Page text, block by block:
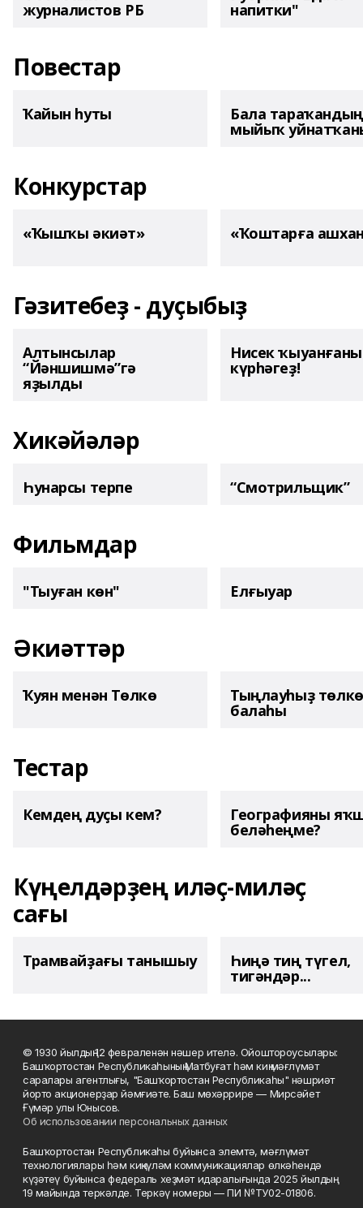
журналистов РБ напитки"
Повестар
Ҡайын һуты Бала тараҡандың
мыйыҡ
Конкурстар
«Ҡышҡы әкиәт» «Ҡоштарға
Гәзитебеҙ - дуҫыбыҙ
Алтынсылар
“Йәншишмә”гә
яҙылды
Нисек
күрһәгеҙ!
Хикәйәләр
Һунарсы терпе “Смотрильщик”
Фильмдар
"Тыуған көн" Елғыуар
Әкиәттәр
Ҡуян менән Төлкө Тыңлауһыҙ төлкө
балаһы
Тестар
Кемдең дуҫы кем? Географияны
беләһеңме?
Күңелдәрҙең иләҫ-миләҫ
сағы
Трамвайҙағы танышыу Һиңә тиң түгел,
тигәндәр...
© 1930 йылдың 12 февраленән нәшер ителә. Ойоштороусылары:
Башҡортостан Республикаһының Матбуғат һәм киң мәғлүмәт
саралары агентлығы, "Башҡортостан Республикаһы" нәшриәт
йорто акционерҙар йәмғиәте. Баш мөхәррире — Мирсәйет
Ғүмәр улы Юнысов.
Об использовании персональных данных
Башҡортостан Республикаһы буйынса элемтә, мәғлүмәт
технологиялары һәм киңкүләм коммуникациялар өлкәһендә
күҙәтеү буйынса федераль хеҙмәт идаралығында 2025 йылдың
19 майында теркәлде. Теркәү номеры — ПИ №ТУ02-01806.